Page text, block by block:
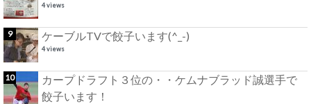
4 views
ケーブルTVで餃子います(^_-)
4 views
カープドラフト３位の・・ケムナブラッド誠選手で
餃子います！